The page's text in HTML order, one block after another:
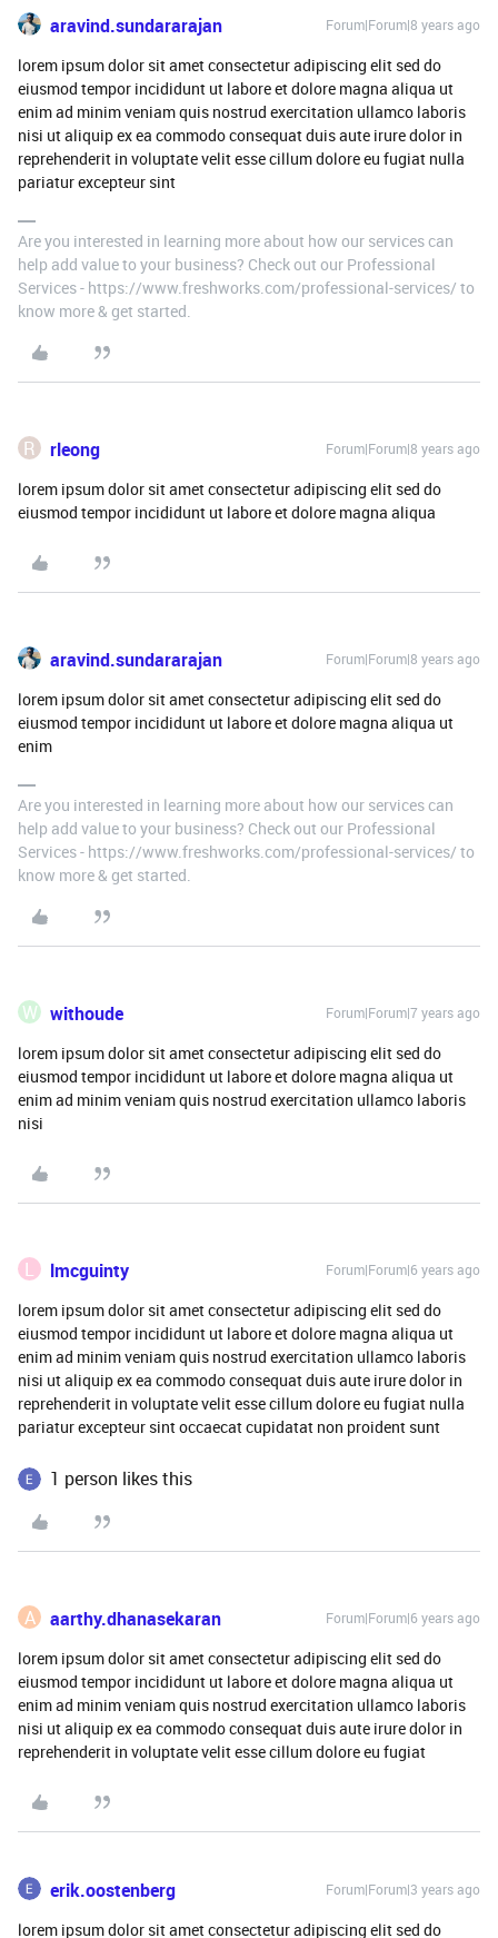
aravind.sundararajan Forum|Forum|8 years ago
lorem ipsum dolor sit amet consectetur adipiscing elit sed do
eiusmod tempor incididunt ut labore et dolore magna aliqua ut
enim ad minim veniam quis nostrud exercitation ullamco laboris
nisi ut aliquip ex ea commodo consequat duis aute irure dolor in
reprehenderit in voluptate velit esse cillum dolore eu fugiat nulla
pariatur excepteur sint
Are you interested in learning more about how our services can
help add value to your business? Check out our Professional
Services - https://www.freshworks.com/professional-services/ to
know more & get started.
R rleong Forum|Forum|8 years ago
lorem ipsum dolor sit amet consectetur adipiscing elit sed do
eiusmod tempor incididunt ut labore et dolore magna aliqua
aravind.sundararajan Forum|Forum|8 years ago
lorem ipsum dolor sit amet consectetur adipiscing elit sed do
eiusmod tempor incididunt ut labore et dolore magna aliqua ut
enim
Are you interested in learning more about how our services can
help add value to your business? Check out our Professional
Services - https://www.freshworks.com/professional-services/ to
know more & get started.
W withoude Forum|Forum|7 years ago
lorem ipsum dolor sit amet consectetur adipiscing elit sed do
eiusmod tempor incididunt ut labore et dolore magna aliqua ut
enim ad minim veniam quis nostrud exercitation ullamco laboris
nisi
L lmcguinty Forum|Forum|6 years ago
lorem ipsum dolor sit amet consectetur adipiscing elit sed do
eiusmod tempor incididunt ut labore et dolore magna aliqua ut
enim ad minim veniam quis nostrud exercitation ullamco laboris
nisi ut aliquip ex ea commodo consequat duis aute irure dolor in
reprehenderit in voluptate velit esse cillum dolore eu fugiat nulla
pariatur excepteur sint occaecat cupidatat non proident sunt
1 person likes this
A aarthy.dhanasekaran Forum|Forum|6 years ago
lorem ipsum dolor sit amet consectetur adipiscing elit sed do
eiusmod tempor incididunt ut labore et dolore magna aliqua ut
enim ad minim veniam quis nostrud exercitation ullamco laboris
nisi ut aliquip ex ea commodo consequat duis aute irure dolor in
reprehenderit in voluptate velit esse cillum dolore eu fugiat
erik.oostenberg Forum|Forum|3 years ago
lorem ipsum dolor sit amet consectetur adipiscing elit sed do